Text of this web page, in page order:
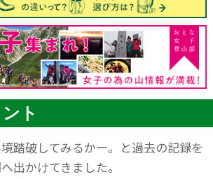
ト
踏破してみるかー。と過去の記録を
出かけてきました。